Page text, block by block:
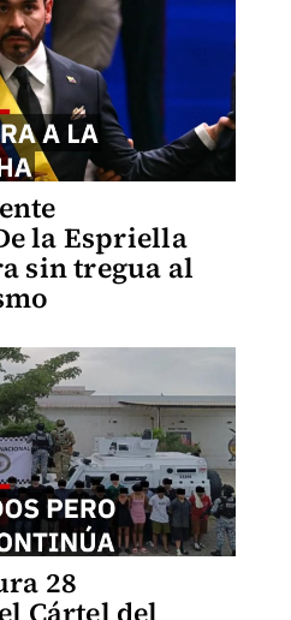
la Espriella
sin tregua al
28